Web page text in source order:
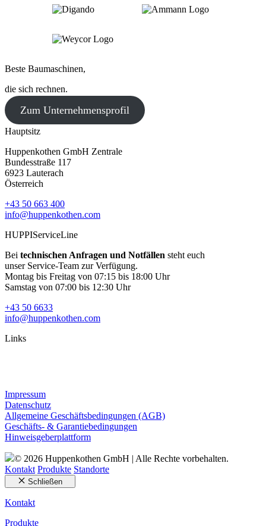
Beste Baumaschinen,
die sich rechnen.
Zum Unternehmensprofil
Hauptsitz
Huppenkothen GmbH Zentrale
Bundesstraße 117
6923 Lauterach
Österreich
+43 50 663 400
info@huppenkothen.com
HUPPIServiceLine
Bei technischen Anfragen und Notfällen steht euch
unser Service-Team zur Verfügung.
Montag bis Freitag von 07:15 bis 18:00 Uhr
Samstag von 07:00 bis 12:30 Uhr
+43 50 6633
info@huppenkothen.com
Links
Impressum
Datenschutz
Allgemeine Geschäftsbedingungen (AGB)
Geschäfts- & Garantiebedingungen
Hinweisgeberplattform
© 2026 Huppenkothen GmbH | Alle Rechte vorbehalten.
Kontakt Produkte Standorte
Schließen
Kontakt
Produkte